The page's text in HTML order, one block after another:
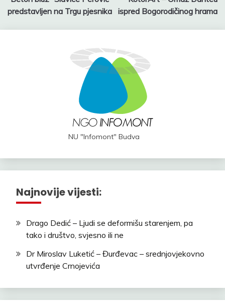
navigation
predstavljen na Trgu pjesnika ispred Bogorodičinog hrama
NU "Infomont" Budva
Najnovije vijesti:
Drago Dedić – Ljudi se deformišu starenjem, pa
tako i društvo, svjesno ili ne
Dr Miroslav Luketić – Đurđevac – srednjovjekovno
utvrđenje Crnojevića